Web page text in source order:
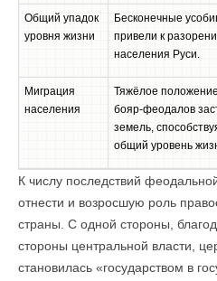
Общий упадок
уровня жизни
Бесконечные
привели к
населения Руси.
Миграция
населения
Тяжёлое
бояр-феодалов
земель,
общий уровень
К числу последствий
отнести и возросшую роль
страны. С одной стороны,
стороны центральной власти,
становилась «государством в